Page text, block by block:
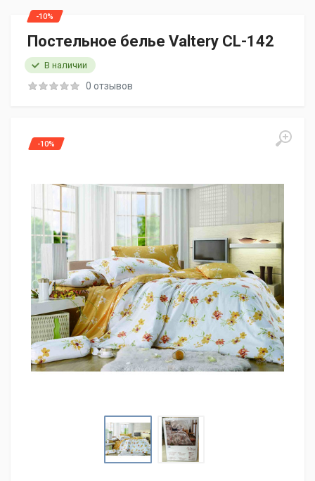
-10%
Постельное белье Valtery CL-142
0 отзывов
В наличии
-10%